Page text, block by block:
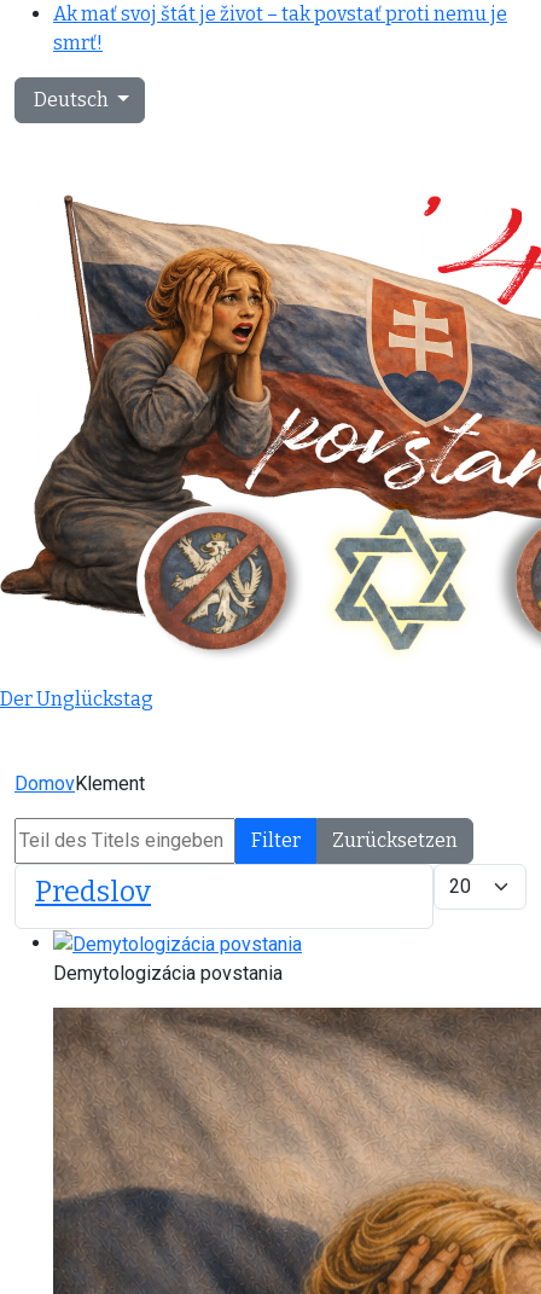
Ak mať svoj štát je život – tak povstať proti nemu je
smrť!
Sprache auswählen
Deutsch
Der Unglückstag
DomovKlement
Teil des Titels eingeben Filter
Zurücksetzen
Anzeige #
Predslov
Demytologizácia povstania